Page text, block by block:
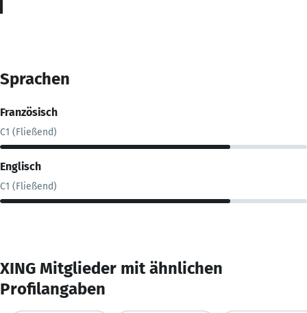
Sprachen
Französisch
C1 (Fließend)
Englisch
C1 (Fließend)
XING Mitglieder mit ähnlichen
Profilangaben